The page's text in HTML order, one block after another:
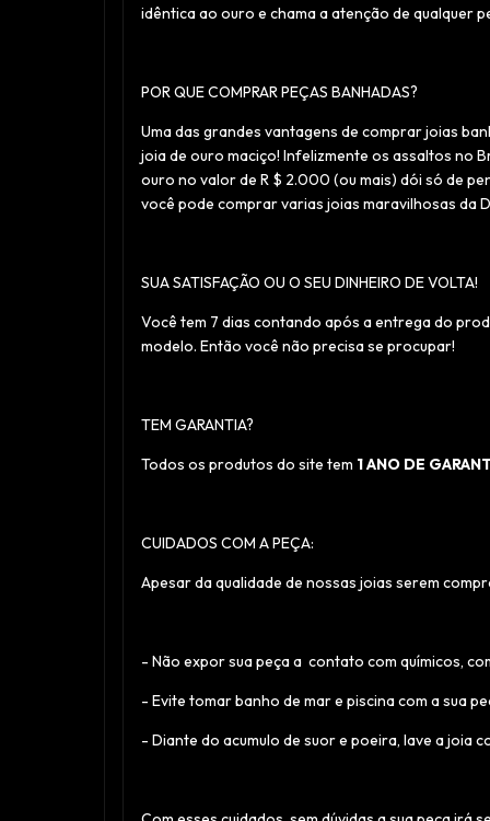
idêntica ao ouro e chama a atenção de qualquer
POR QUE COMPRAR PEÇAS BANHADAS?
Uma das grandes vantagens de comprar joias
joia de ouro maciço! Infelizmente os assaltos no
ouro no valor de R $ 2.000 (ou mais) dói só de
você pode comprar varias joias maravilhosas da
SUA SATISFAÇÃO OU O SEU DINHEIRO DE VOLTA!
Você tem 7 dias contando após a entrega do
modelo. Então você não precisa se procupar!
TEM GARANTIA?
Todos os produtos do site tem 1 ANO DE
CUIDADOS COM A PEÇA:
Apesar da qualidade de nossas joias serem
- Não expor sua peça a contato com químicos,
- Evite tomar banho de mar e piscina com a sua
- Diante do acumulo de suor e poeira, lave a joia